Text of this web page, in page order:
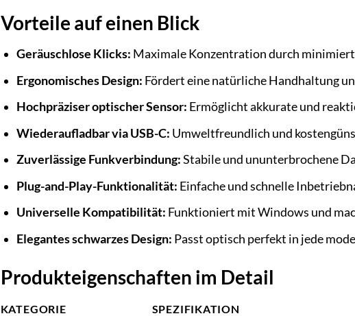
Vorteile auf einen Blick
Geräuschlose Klicks: Maximale Konzentration durch
Ergonomisches Design: Fördert eine natürliche Handhaltung
Hochpräziser optischer Sensor: Ermöglicht akkurate und
Wiederaufladbar via USB-C: Umweltfreundlich und
Zuverlässige Funkverbindung:Stabile und ununterbrochene
Plug-and-Play-Funktionalität: Einfache und schnelle
Universelle Kompatibilität: Funktioniert mit Windows und
Elegantes schwarzes Design: Passt optisch perfekt in jede
Produkteigenschaften im Detail
KATEGORIE
SPEZIFIKATION